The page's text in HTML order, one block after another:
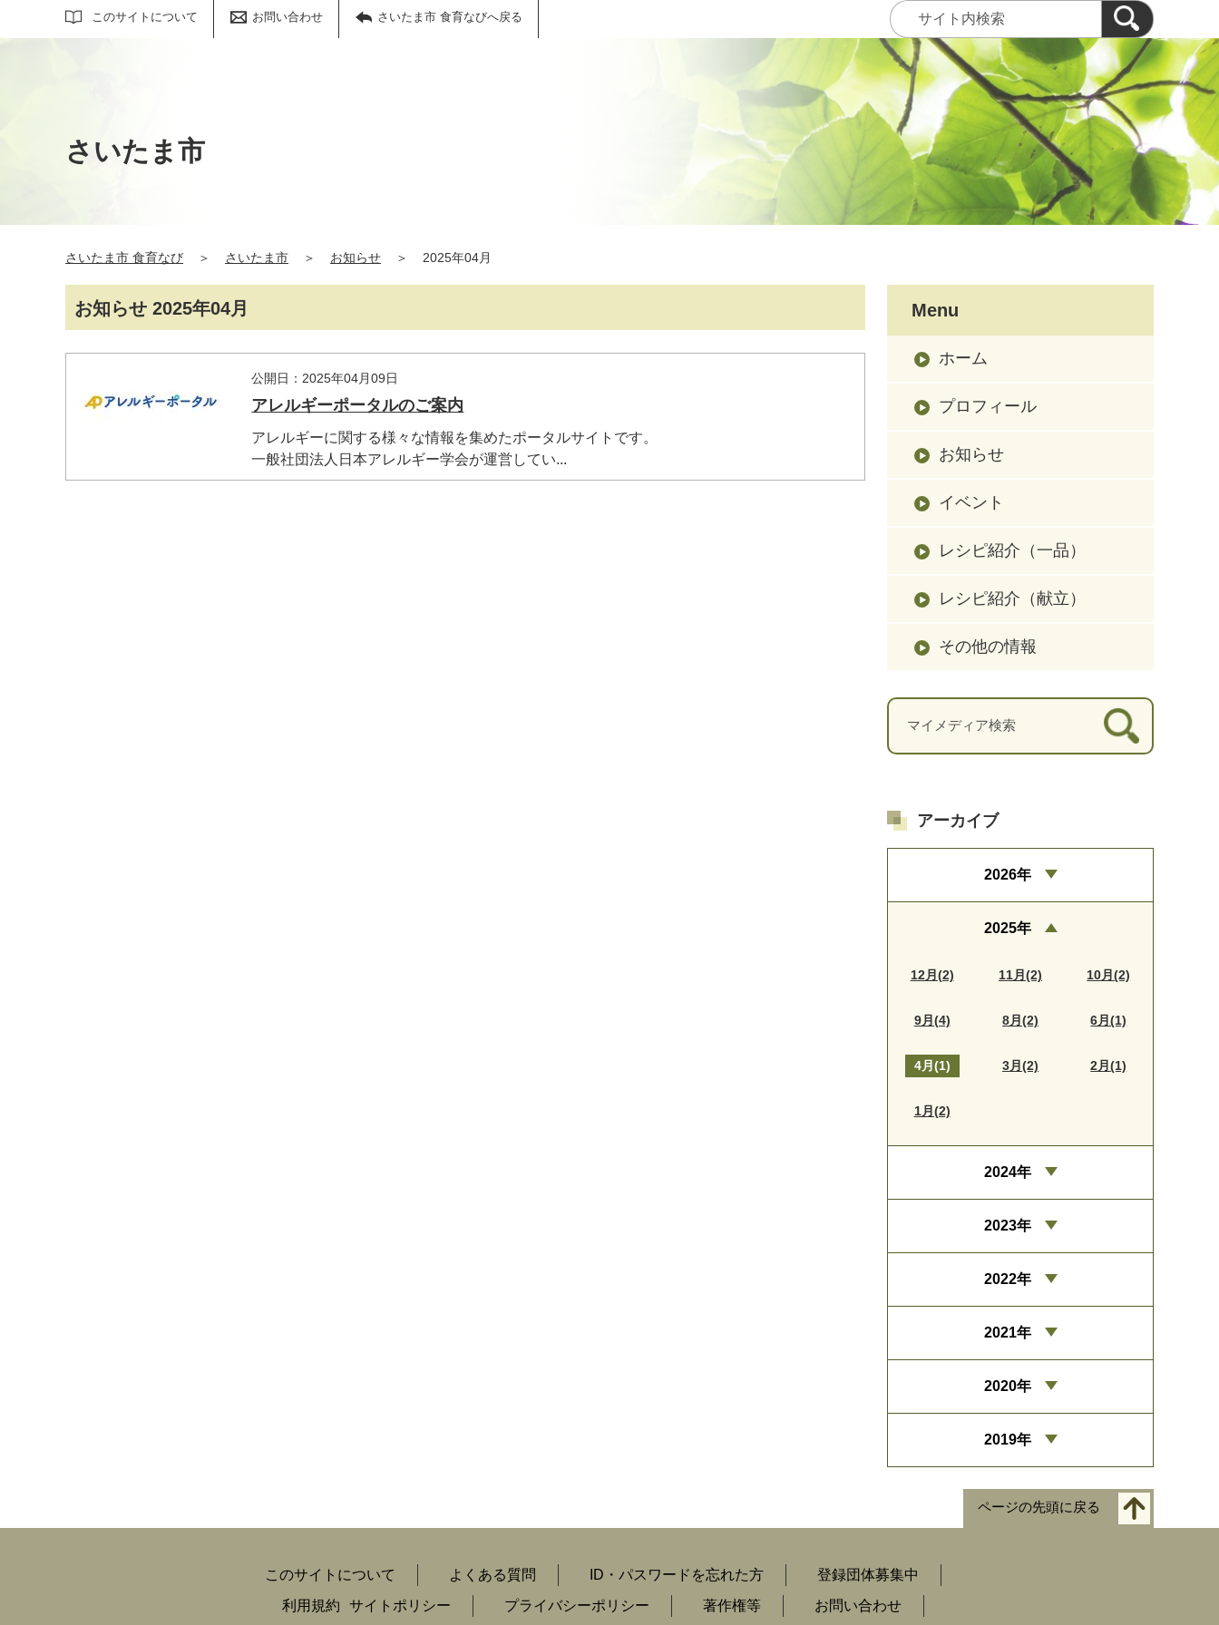
このサイトについて お問い合わせ さいたま市 食育なびへ戻る
サイト内検索
さいたま市
さいたま市 食育なび ＞ さいたま市 ＞ お知らせ ＞ 2025年04月
お知らせ 2025年04月
公開日：2025年04月09日
アレルギーポータルのご案内
アレルギーに関する様々な情報を集めたポータルサイトです。
一般社団法人日本アレルギー学会が運営してい...
Menu
ホーム
プロフィール
お知らせ
イベント
レシピ紹介（一品）
レシピ紹介（献立）
その他の情報
アーカイブ
2026年
2025年
12月(2) 11月(2) 10月(2)
9月(4) 8月(2) 6月(1)
4月(1) 3月(2) 2月(1)
1月(2)
2024年
2023年
2022年
2021年
2020年
2019年
ページの先頭に戻る
このサイトについて よくある質問 ID・パスワードを忘れた方
登録団体募集中
利用規約
サイトポリシー プライバシーポリシー 著作権等 お問い合わせ